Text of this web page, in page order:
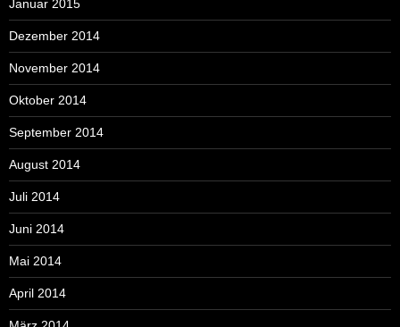
Januar 2015
Dezember 2014
November 2014
Oktober 2014
September 2014
August 2014
Juli 2014
Juni 2014
Mai 2014
April 2014